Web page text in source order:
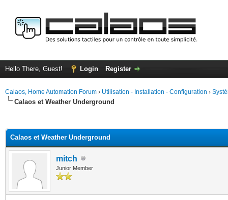
Hello There, Guest! Login Register
Calaos, Home Automation Forum › Utilisation - Installation - Configuration ›
Calaos et Weather Underground
Calaos et Weather Underground
mitch
Junior Member